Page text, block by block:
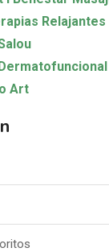
Art